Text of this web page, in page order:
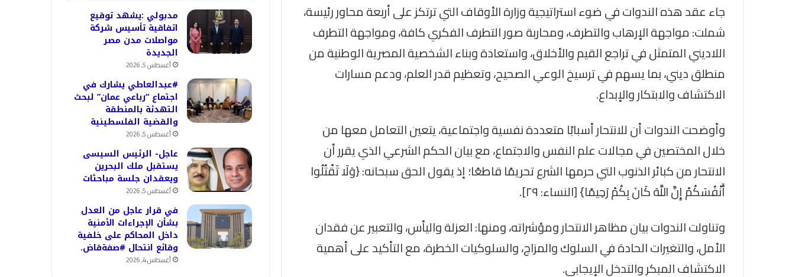
جاء عقد هذه الندوات في ضوء استراتيجية وزارة الأوقاف التي ترتكز على أربعة محاور رئيسة،
شملت: مواجهة الإرهاب والتطرف، ومحاربة صور التطرف الفكري كافة، ومواجهة التطرف
اللاديني المتمثل في تراجع القيم والأخلاق، واستعادة وبناء الشخصية المصرية الوطنية من
منطلق ديني، بما يسهم في ترسيخ الوعي الصحيح، وتعظيم قدر العلم، ودعم مسارات
الاكتشاف والابتكار والإبداع.
وأوضحت الندوات أن للانتحار أسبابًا متعددة نفسية واجتماعية، يتعين التعامل معها من
خلال المختصين في مجالات علم النفس والاجتماع، مع بيان الحكم الشرعي الذي يقرر أن
الانتحار من كبائر الذنوب التي حرمها الشرع تحريمًا قاطعًا؛ إذ يقول الحق سبحانه: {وَلَا تَقْتُلُوا
أَنْفُسَكُمْ إِنَّ اللَّهَ كَانَ بِكُمْ رَحِيمًا} [النساء: ٢٩].
وتناولت الندوات بيان مظاهر الانتحار ومؤشراته، ومنها: العزلة واليأس، والتعبير عن فقدان
الأمل، والتغيرات الحادة في السلوك والمزاج، والسلوكيات الخطرة، مع التأكيد على أهمية
الاكتشاف المبكر والتدخل الإيجابي.
مدبولي :يشهد توقيع
اتفاقية تأسيس شركة
مواصلات مدن مصر
الجديدة
أغسطس 5, 2026
#عبدالعاطي يشارك في
اجتماع “رباعي عمان” لبحث
التهدئة بالمنطقة
والقضية الفلسطينية
أغسطس 5, 2026
عاجل- الرئيس السيسى
يستقبل ملك البحرين
ويعقدان جلسة مباحثات
أغسطس 5, 2026
في قرار عاجل من العدل
بشأن الإجراءات الأمنية
داخل المحاكم على خلفية
وقائع انتحال #صفةقاض.
أغسطس 4, 2026